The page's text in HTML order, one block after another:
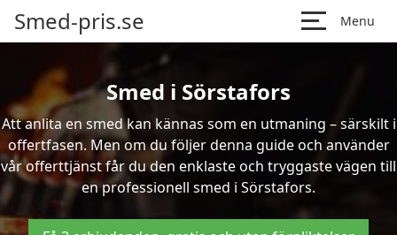
Smed-pris.se Menu
Smed i Sörstafors
Att anlita en smed kan kännas som en utmaning – särskilt i
offertfasen. Men om du följer denna guide och använder
vår offerttjänst får du den enklaste och tryggaste vägen till
en professionell smed i Sörstafors.